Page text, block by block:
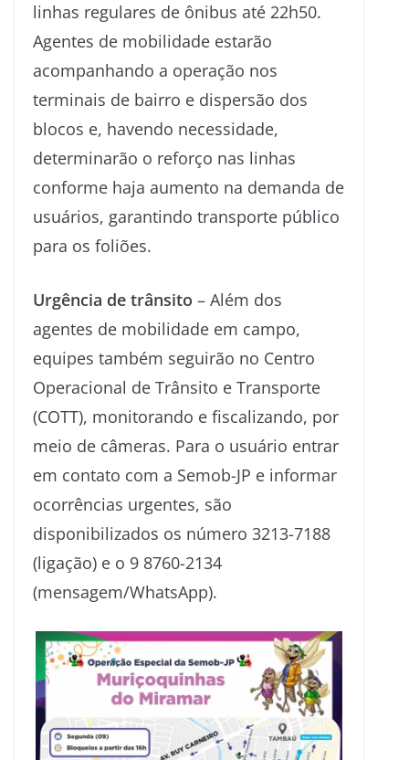
linhas regulares de ônibus até 22h50.
Agentes de mobilidade estarão
acompanhando a operação nos
terminais de bairro e dispersão dos
blocos e, havendo necessidade,
determinarão o reforço nas linhas
conforme haja aumento na demanda de
usuários, garantindo transporte público
para os foliões.
Urgência de trânsito – Além dos
agentes de mobilidade em campo,
equipes também seguirão no Centro
Operacional de Trânsito e Transporte
(COTT), monitorando e fiscalizando, por
meio de câmeras. Para o usuário entrar
em contato com a Semob-JP e informar
ocorrências urgentes, são
disponibilizados os número 3213-7188
(ligação) e o 9 8760-2134
(mensagem/WhatsApp).